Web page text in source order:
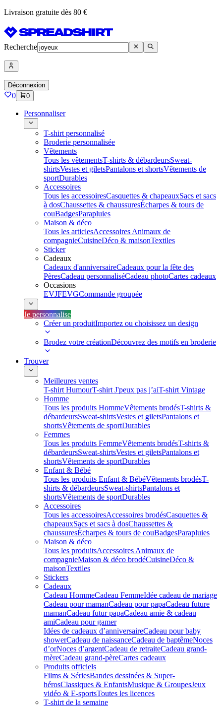
Livraison gratuite dès 80 €
Recherche
Déconnexion
0 0
Personnaliser
T-shirt personnalisé
Broderie personnalisée
Vêtements
Tous les vêtementsT-shirts & débardeursSweat-
shirtsVestes et giletsPantalons et shortsVêtements de
sportDurables
Accessoires
Tous les accessoiresCasquettes & chapeauxSacs et sacs
à dosChaussettes & chaussuresÉcharpes & tours de
couBadgesParapluies
Maison & déco
Tous les articlesAccessoires Animaux de
compagnieCuisineDéco & maisonTextiles
Sticker
Cadeaux
Cadeaux d'anniversaireCadeaux pour la fête des
PèresCadeau personnaliséCadeau photoCartes cadeaux
Occasions
EVJFEVGCommande groupée
Je personnalise
Créer un produitImportez ou choisissez un design
Brodez votre créationDécouvrez des motifs en broderie
Trouver
Meilleures ventes
T-shirt HumourT-shirt J'peux pas j’aiT-shirt Vintage
Homme
Tous les produits HommeVêtements brodésT-shirts &
débardeursSweat-shirtsVestes et giletsPantalons et
shortsVêtements de sportDurables
Femmes
Tous les produits FemmeVêtements brodésT-shirts &
débardeursSweat-shirtsVestes et giletsPantalons et
shortsVêtements de sportDurables
Enfant & Bébé
Tous les produits Enfant & BébéVêtements brodésT-
shirts & débardeursSweat-shirtsPantalons et
shortsVêtements de sportDurables
Accessoires
Tous les accessoiresAccessoires brodésCasquettes &
chapeauxSacs et sacs à dosChaussettes &
chaussuresÉcharpes & tours de couBadgesParapluies
Maison & déco
Tous les produitsAccessoires Animaux de
compagnieMaison & déco brodéCuisineDéco &
maisonTextiles
Stickers
Cadeaux
Cadeau HommeCadeau FemmeIdée cadeau de mariage​
Cadeau pour mamanCadeau pour papaCadeau future
mamanCadeau futur papaCadeau amie & cadeau
amiCadeau pour gamer
Idées de cadeaux d’anniversaireCadeau pour baby
showerCadeau de naissanceCadeau de baptêmeNoces
d’orNoces d’argentCadeau de retraiteCadeau grand-
mèreCadeau grand-pèreCartes cadeaux
Produits officiels
Films & SériesBandes dessinées & Super-
hérosClassiques & EnfantsMusique & GroupesJeux
vidéo & E-sportsToutes les licences
T-shirt de la semaine